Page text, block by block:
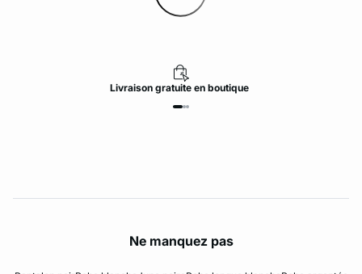
Livraisongratuiteen boutique
Ne manquez pas